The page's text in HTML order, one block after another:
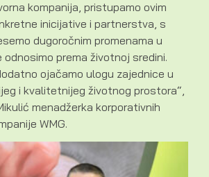
kompanija, pristupamo ovim
inicijative i partnerstva, s
dugoročnim promenama u
odnosimo prema životnoj sredini.
ojačamo ulogu zajednice u
i kvalitetnijeg životnog prostora“,
menadžerka korporativnih
WMG.